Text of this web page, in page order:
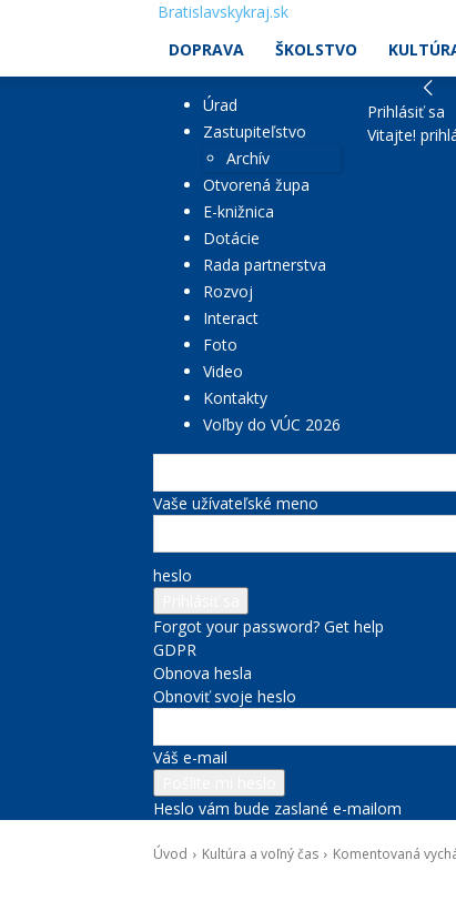
Bratislavskykraj.sk
DOPRAVA
ŠKOLSTVO
Úrad
Zastupiteľstvo
Archív
Otvorená župa
E-knižnica
Dotácie
Rada partnerstva
Rozvoj
Interact
Foto
Video
Kontakty
Voľby do VÚC 2026
Prihlásiť sa
Vitajte!
Vaše užívateľské meno
heslo
Forgot your password? Get help
GDPR
Obnova hesla
Obnoviť svoje heslo
Váš e-mail
Heslo vám bude zaslané e-mailom
Úvod Kultúra a voľný čas Komentovaná